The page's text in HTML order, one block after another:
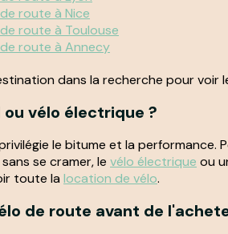
route à Nice
route à Toulouse
route à Annecy
dans la recherche pour voir
ou vélo électrique ?
le bitume et la performance.
se cramer, le vélo électrique ou
toute la location de vélo.
de route avant de